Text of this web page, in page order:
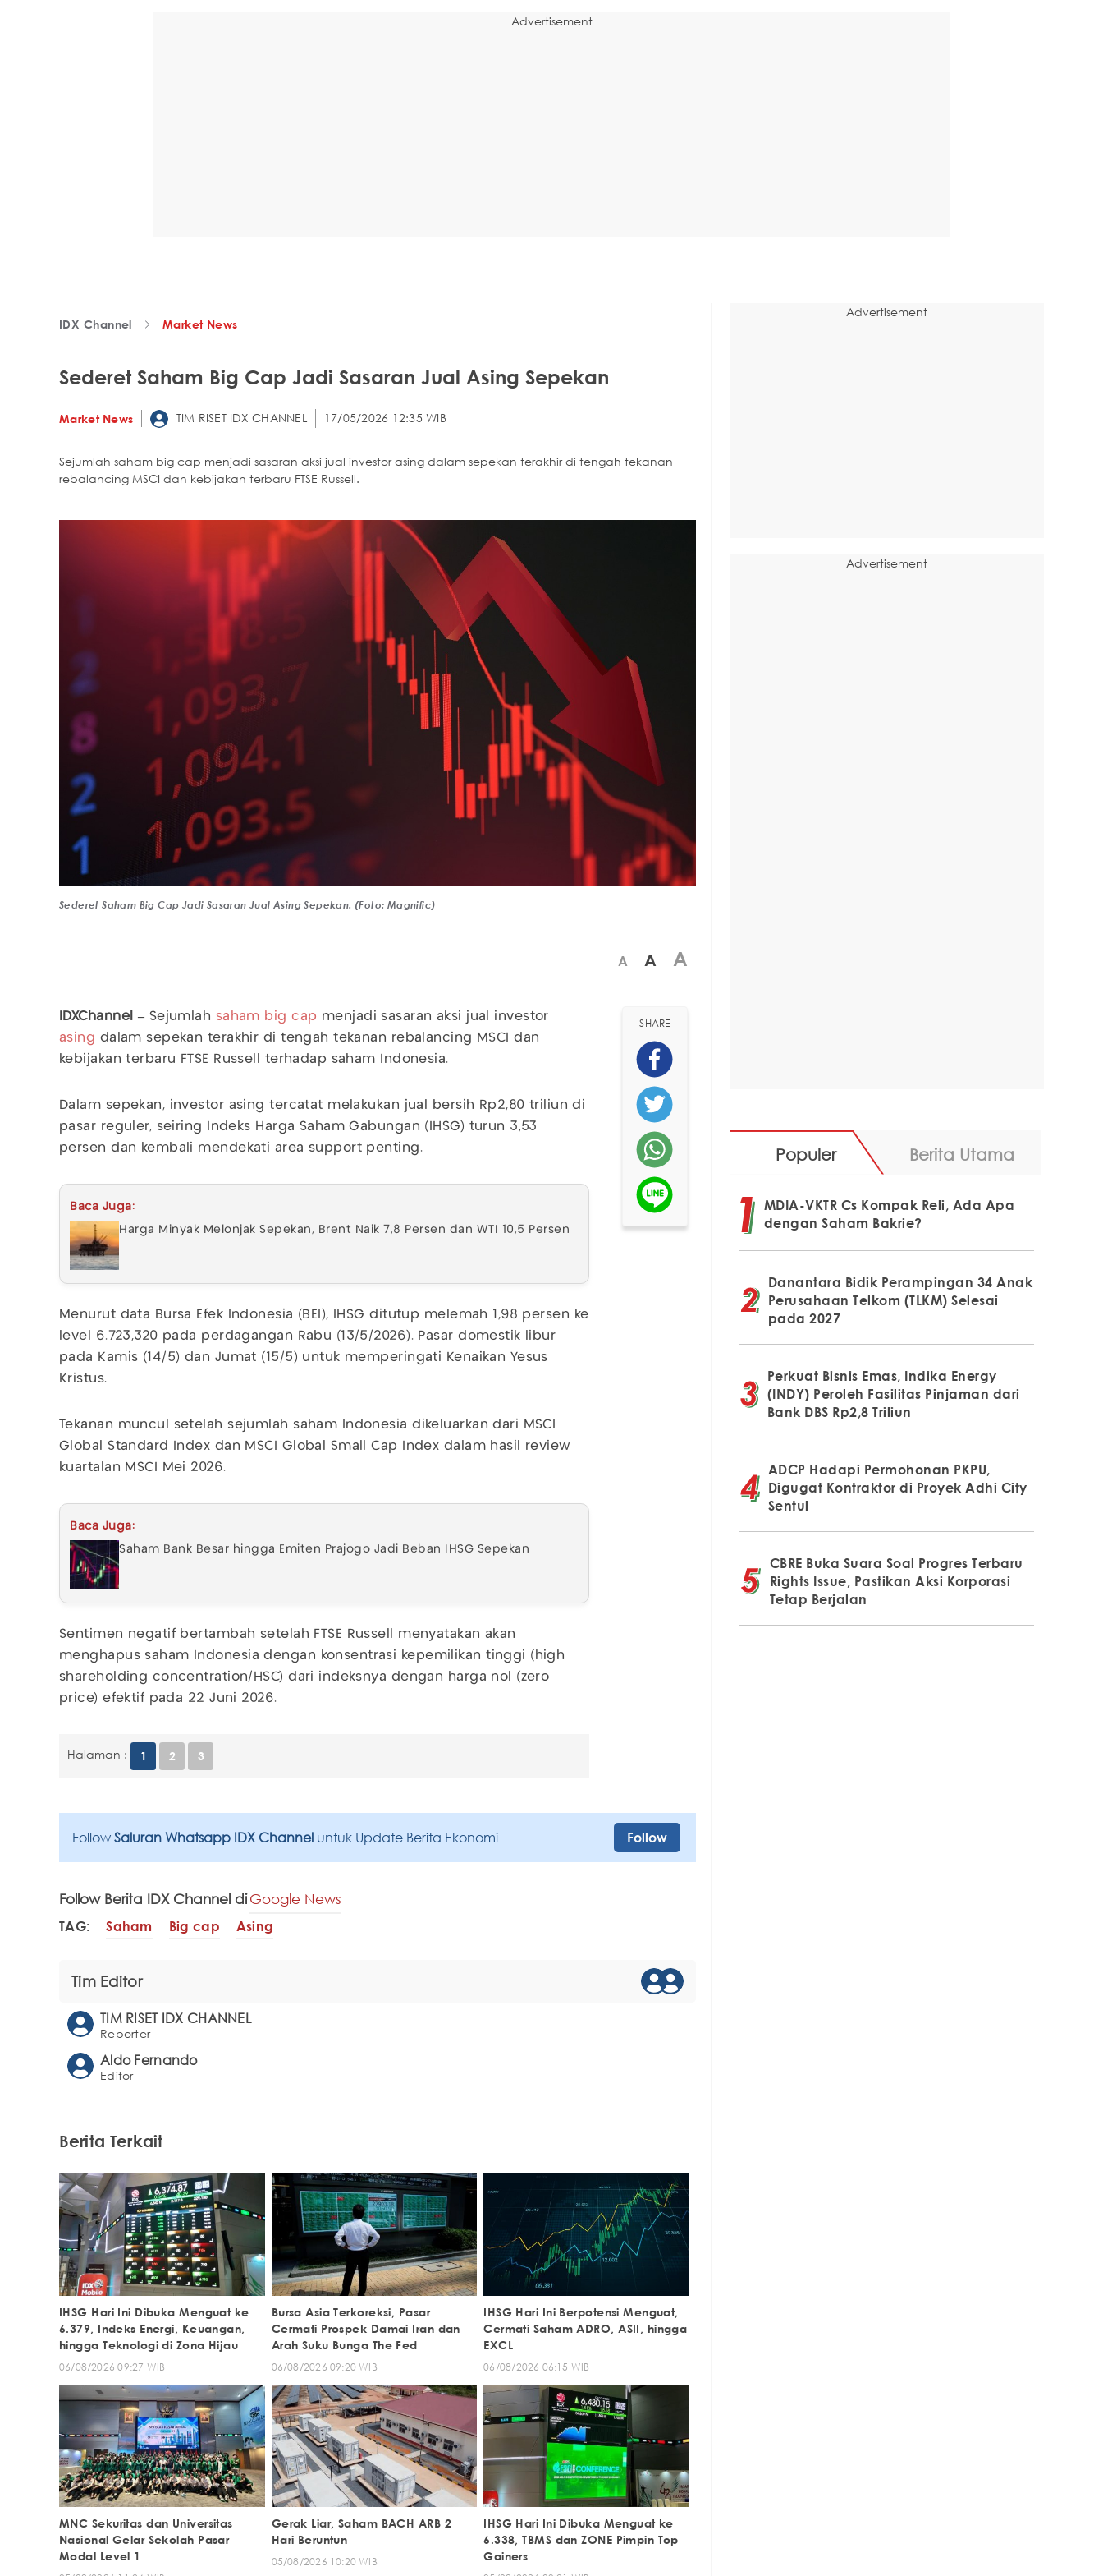
Advertisement
IDX Channel Market News
Sederet Saham Big Cap Jadi Sasaran Jual Asing Sepekan
Market News TIM RISET IDX CHANNEL 17/05/2026 12:35 WIB
Sejumlah saham big cap menjadi sasaran aksi jual investor asing dalam sepekan terakhir di tengah tekanan
rebalancing MSCI dan kebijakan terbaru FTSE Russell.
Sederet Saham Big Cap Jadi Sasaran Jual Asing Sepekan. (Foto: Magnific)
A A A
IDXChannel – Sejumlah saham big cap menjadi sasaran aksi jual investor
asing dalam sepekan terakhir di tengah tekanan rebalancing MSCI dan
kebijakan terbaru FTSE Russell terhadap saham Indonesia.
Dalam sepekan, investor asing tercatat melakukan jual bersih Rp2,80 triliun di
pasar reguler, seiring Indeks Harga Saham Gabungan (IHSG) turun 3,53
persen dan kembali mendekati area support penting.
Baca Juga:
Harga Minyak Melonjak Sepekan, Brent Naik 7,8 Persen dan WTI 10,5 Persen
Menurut data Bursa Efek Indonesia (BEI), IHSG ditutup melemah 1,98 persen ke
level 6.723,320 pada perdagangan Rabu (13/5/2026). Pasar domestik libur
pada Kamis (14/5) dan Jumat (15/5) untuk memperingati Kenaikan Yesus
Kristus.
Tekanan muncul setelah sejumlah saham Indonesia dikeluarkan dari MSCI
Global Standard Index dan MSCI Global Small Cap Index dalam hasil review
kuartalan MSCI Mei 2026.
Baca Juga:
Saham Bank Besar hingga Emiten Prajogo Jadi Beban IHSG Sepekan
Sentimen negatif bertambah setelah FTSE Russell menyatakan akan
menghapus saham Indonesia dengan konsentrasi kepemilikan tinggi (high
shareholding concentration/HSC) dari indeksnya dengan harga nol (zero
price) efektif pada 22 Juni 2026.
Halaman : 1 2 3
SHARE
Follow Saluran Whatsapp IDX Channel untuk Update Berita Ekonomi Follow
Follow Berita IDX Channel diGoogle News
TAG: Saham Big cap Asing
Tim Editor
TIM RISET IDX CHANNEL
Reporter
Aldo Fernando
Editor
Berita Terkait
IHSG Hari Ini Dibuka Menguat ke
6.379, Indeks Energi, Keuangan,
hingga Teknologi di Zona Hijau
06/08/2026 09:27 WIB
Bursa Asia Terkoreksi, Pasar
Cermati Prospek Damai Iran dan
Arah Suku Bunga The Fed
06/08/2026 09:20 WIB
IHSG Hari Ini Berpotensi Menguat,
Cermati Saham ADRO, ASII, hingga
EXCL
06/08/2026 06:15 WIB
MNC Sekuritas dan Universitas
Nasional Gelar Sekolah Pasar
Modal Level 1
Gerak Liar, Saham BACH ARB 2
Hari Beruntun
05/08/2026 10:20 WIB
IHSG Hari Ini Dibuka Menguat ke
6.338, TBMS dan ZONE Pimpin Top
Gainers
Advertisement
Advertisement
Populer Berita Utama
MDIA-VKTR Cs Kompak Reli, Ada Apa
dengan Saham Bakrie?
Danantara Bidik Perampingan 34 Anak
Perusahaan Telkom (TLKM) Selesai
pada 2027
Perkuat Bisnis Emas, Indika Energy
(INDY) Peroleh Fasilitas Pinjaman dari
Bank DBS Rp2,8 Triliun
ADCP Hadapi Permohonan PKPU,
Digugat Kontraktor di Proyek Adhi City
Sentul
CBRE Buka Suara Soal Progres Terbaru
Rights Issue, Pastikan Aksi Korporasi
Tetap Berjalan